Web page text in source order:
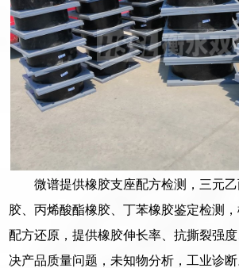
微谱提供橡胶支座配方检测，三元
胶、丙烯酸酯橡胶、丁苯橡胶鉴定检测
配方还原，提供橡胶伸长率、抗撕裂强
决产品质量问题，未知物分析，工业诊断